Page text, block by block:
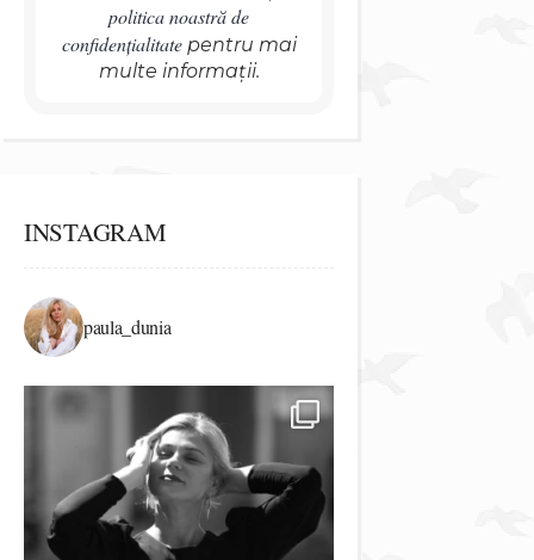
politica noastră de
confidențialitatepentru mai
multe informații.
INSTAGRAM
paula_dunia